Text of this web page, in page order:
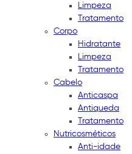
Limpeza
Tratamento
Corpo
Hidratante
Limpeza
Tratamento
Cabelo
Anticaspa
Antiqueda
Tratamento
Nutricosméticos
Anti-idade